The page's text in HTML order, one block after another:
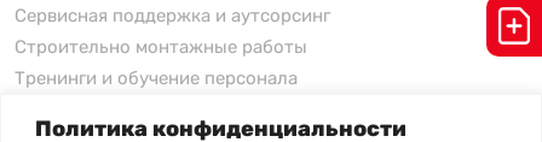
Политика конфиденциальности
Сервисная поддержка и аутсорсинг
Строительно монтажные работы
Тренинги и обучение персонала
xFusion